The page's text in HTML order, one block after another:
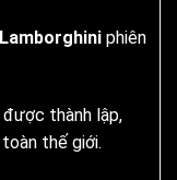
phiên
thành lập,
thế giới.